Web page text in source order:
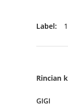
Label:
Rincian
GIGI